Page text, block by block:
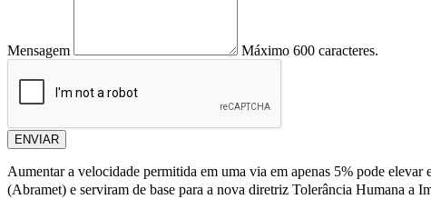
Mensagem Máximo 600 caracteres.
ENVIAR
Aumentar a velocidade permitida em uma via em apenas 5% pode
(Abramet) e serviram de base para a nova diretriz Tolerância Humana a